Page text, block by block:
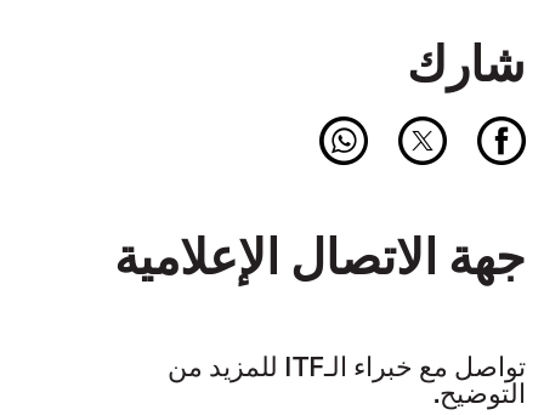
شارك
جهة الاتصال الإعلامية
تواصل مع خبراء الـITF للمزيد من
التوضيح.